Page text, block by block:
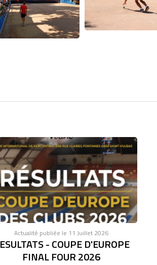
Actualité publiée le 11 Juillet 2026
- COUPE D'EUROPE
FINAL FOUR 2026